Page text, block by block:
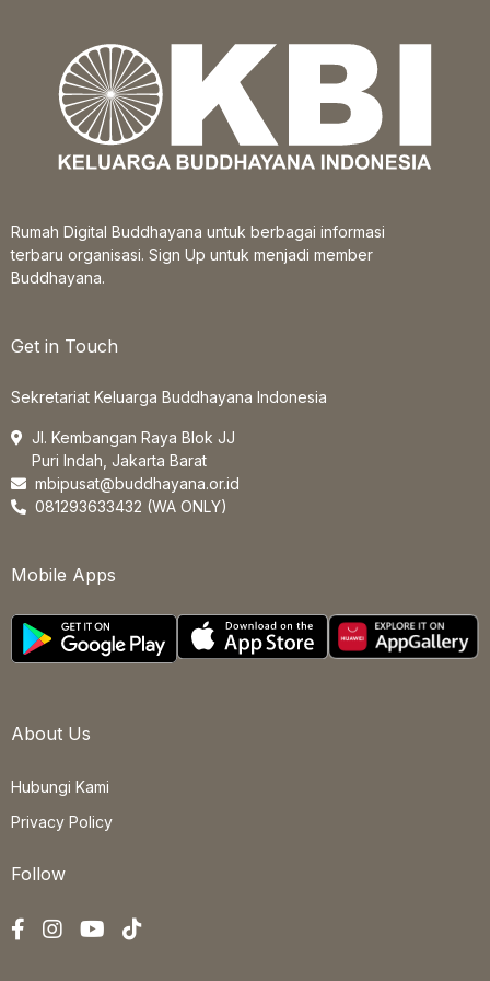
Rumah Digital Buddhayana untuk berbagai informasi
terbaru organisasi. Sign Up untuk menjadi member
Buddhayana.
Get in Touch
Sekretariat Keluarga Buddhayana Indonesia
Jl. Kembangan Raya Blok JJ
Puri Indah, Jakarta Barat
mbipusat@buddhayana.or.id
081293633432 (WA ONLY)
Mobile Apps
About Us
Hubungi Kami
Privacy Policy
Follow